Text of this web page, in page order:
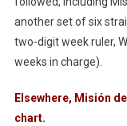
another set of six
two-digit week ruler,
weeks in charge).
Elsewhere, Misión
chart.